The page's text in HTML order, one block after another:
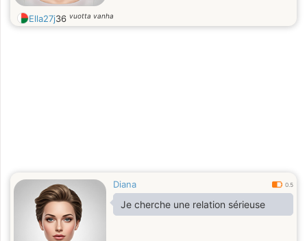
Ella27j36 vuotta vanha
Diana 0.5
Je cherche une relation sérieuse